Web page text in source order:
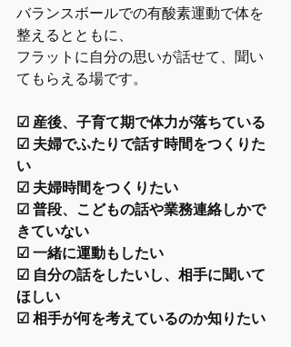
バランスボールでの有酸素運動で体を
整えるとともに、
フラットに自分の思いが話せて、聞い
てもらえる場です。
☑︎ 産後、子育て期で体力が落ちている
☑︎ 夫婦でふたりで話す時間をつくりた
い
☑︎ 夫婦時間をつくりたい
☑︎ 普段、こどもの話や業務連絡しかで
きていない
☑︎ 一緒に運動もしたい
☑︎ 自分の話をしたいし、相手に聞いて
ほしい
☑︎ 相手が何を考えているのか知りたい